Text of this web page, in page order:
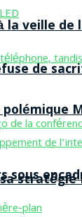
de
stratégie
veille de
sous